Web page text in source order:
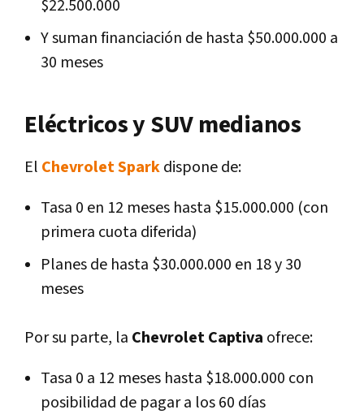
$22.500.000
Y suman financiación de hasta $50.000.000 a
30 meses
Eléctricos y SUV medianos
El Chevrolet Sparkdispone de:
Tasa 0 en 12 meses hasta $15.000.000 (con
primera cuota diferida)
Planes de hasta $30.000.000 en 18 y 30
meses
Por su parte, la Chevrolet Captiva ofrece:
Tasa 0 a 12 meses hasta $18.000.000 con
posibilidad de pagar a los 60 días